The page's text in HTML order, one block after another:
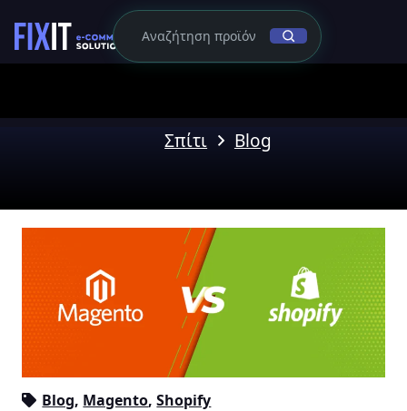
Σπίτι Blog
Blog, Magento,Shopify